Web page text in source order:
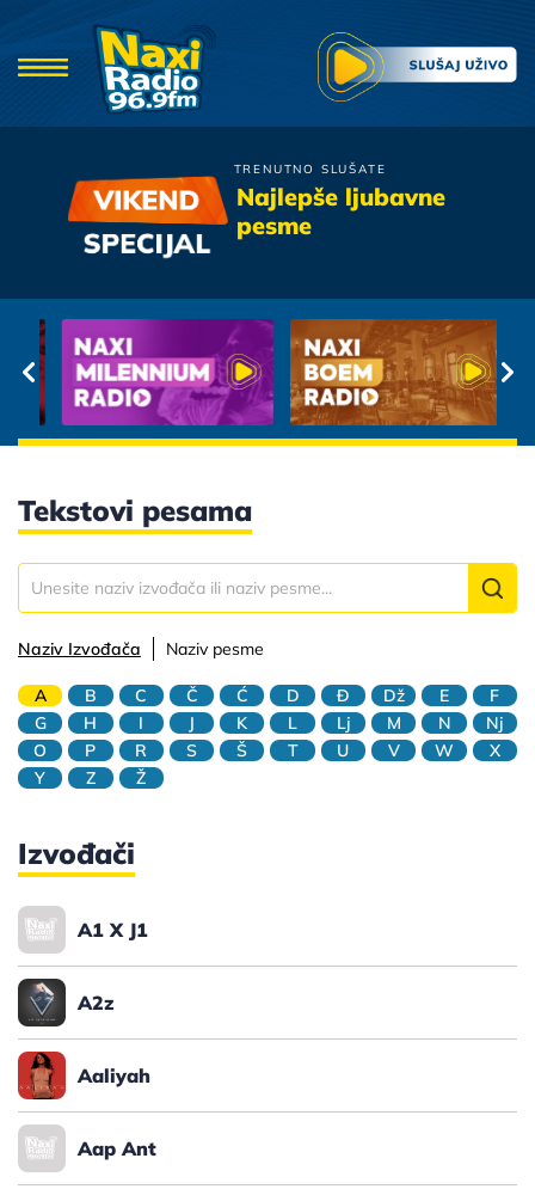
TRENUTNO SLUŠATE
Najlepše ljubavne
pesme
Merlin
Moj je zivot svicarska
Tekstovi pesama
Naziv Izvođača Naziv pesme
A B C Č Ć D Đ Dž E
F
G
H I J K L Lj M N
Nj
O
P R S Š T U V W
X
Y
Z Ž
Izvođači
A1 X J1
A2z
Aaliyah
Aap Ant